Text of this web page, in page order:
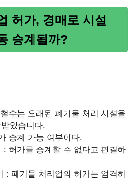
허가, 경매로 시설
승계될까?
수는 오래된 폐기물 처리 시설을
았습니다.
승계 가능 여부이다.
: 허가를 승계할 수 없다고 판결하
: 폐기물 처리업의 허가는 엄격히